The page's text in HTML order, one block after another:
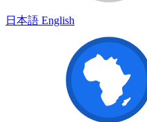
日本語 English